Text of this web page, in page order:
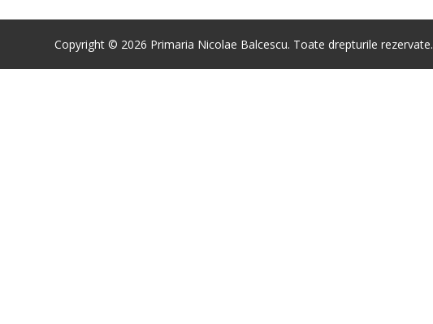
Copyright © 2026 Primaria Nicolae Balcescu. Toate drepturile rezervate.